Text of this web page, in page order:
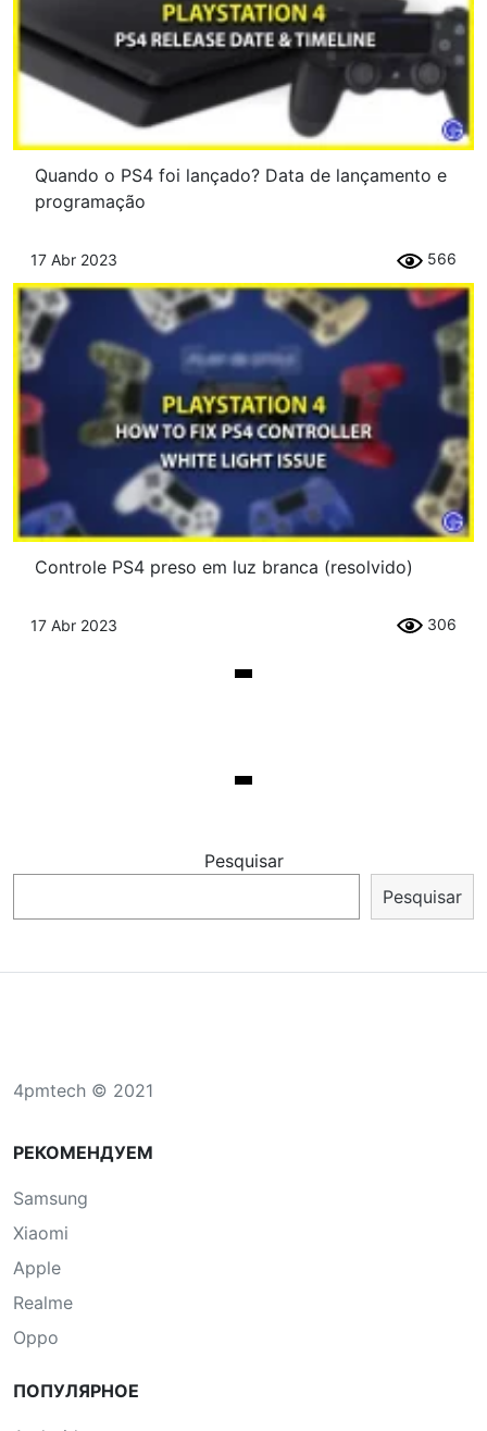
Quando o PS4 foi lançado? Data de lançamento e
programação
17 Abr 2023 566
Controle PS4 preso em luz branca (resolvido)
17 Abr 2023 306
Pesquisar
Pesquisar
4pmtech © 2021
РЕКОМЕНДУЕМ
Samsung
Xiaomi
Apple
Realme
Oppo
ПОПУЛЯРНОЕ